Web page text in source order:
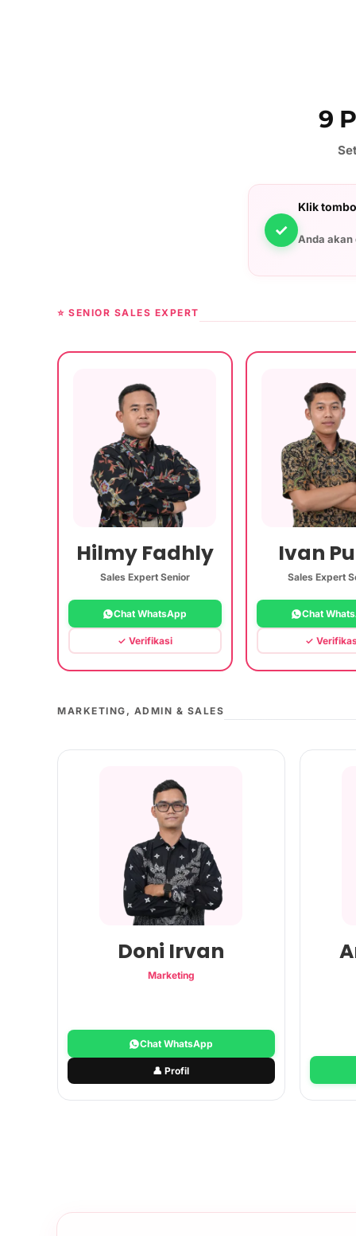
9
✓
Klik
Anda
⭐ SENIOR SALES EXPERT
Hilmy Fadhly
Sales Expert Senior
Chat WhatsApp
✓ Verifikasi
Ivan
Sales Expert
Chat
✓
MARKETING, ADMIN & SALES
Doni Irvan
Marketing
Chat WhatsApp
👤 Profil